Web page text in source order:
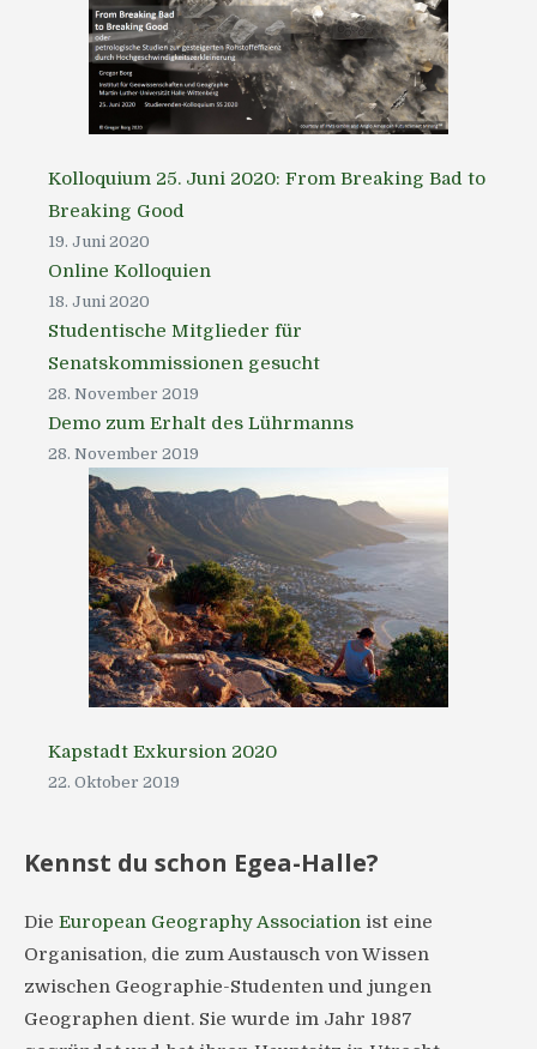
Kolloquium 25. Juni 2020: From Breaking Bad to
Breaking Good
19. Juni 2020
Online Kolloquien
18. Juni 2020
Studentische Mitglieder für
Senatskommissionen gesucht
28. November 2019
Demo zum Erhalt des Lührmanns
28. November 2019
Kapstadt Exkursion 2020
22. Oktober 2019
Kennst du schon Egea-Halle?
Die European Geography Association ist eine
Organisation, die zum Austausch von Wissen
zwischen Geographie-Studenten und jungen
Geographen dient. Sie wurde im Jahr 1987